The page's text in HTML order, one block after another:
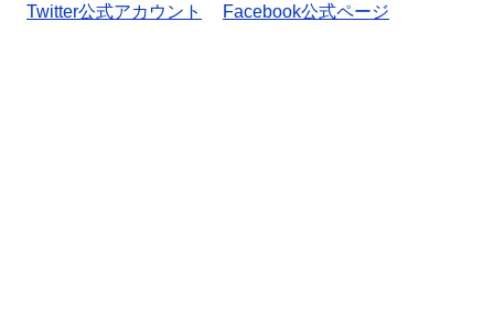
Twitter公式アカウント
Facebook公式ページ